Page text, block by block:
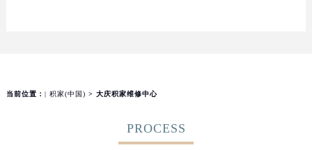
当前位置： | 积家(中国) > 大庆积家维修中心
PROCESS